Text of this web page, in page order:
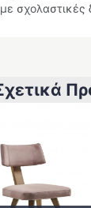
σχολαστικές